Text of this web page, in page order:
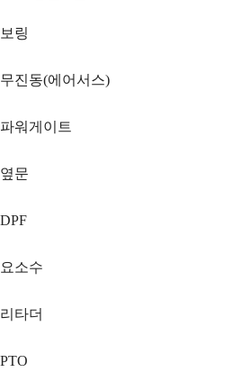
보링
무진동(에어서스)
파워게이트
옆문
DPF
요소수
리타더
PTO